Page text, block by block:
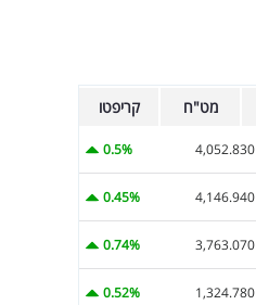
מט"ח קריפטו
4,052.830
0.5%
4,146.940
0.45%
3,763.070
0.74%
1,324.780
0.52%